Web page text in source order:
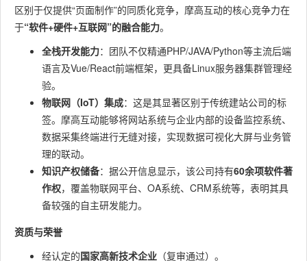
区别于仅提供“页面制作”的同质化竞争，摩高互动的核心竞争力在
于“软件+硬件+互联网”的融合能力。
全栈开发能力：团队不仅精通PHP/JAVA/Python等主流后端
语言及Vue/React前端框架，更具备Linux服务器集群管理经
验。
物联网（IoT）集成：这是其显著区别于传统建站公司的标
签。摩高互动能够将网站系统与企业内部的设备监控系统、
数据采集终端进行无缝对接，实现数据可视化大屏与业务管
理的联动。
知识产权储备：据公开信息显示，该公司持有60余项软件著
作权，覆盖物联网平台、OA系统、CRM系统等，表明其具
备较强的自主研发能力。
资质与荣誉
经认定的国家高新技术企业 （复审通过）。